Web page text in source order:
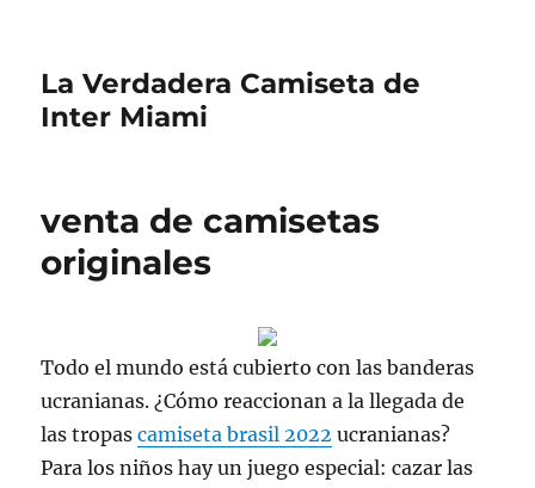
La Verdadera Camiseta de
Inter Miami
venta de camisetas
originales
Todo el mundo está cubierto con las banderas
ucranianas. ¿Cómo reaccionan a la llegada de
las tropascamiseta brasil 2022 ucranianas?
Para los niños hay un juego especial: cazar las